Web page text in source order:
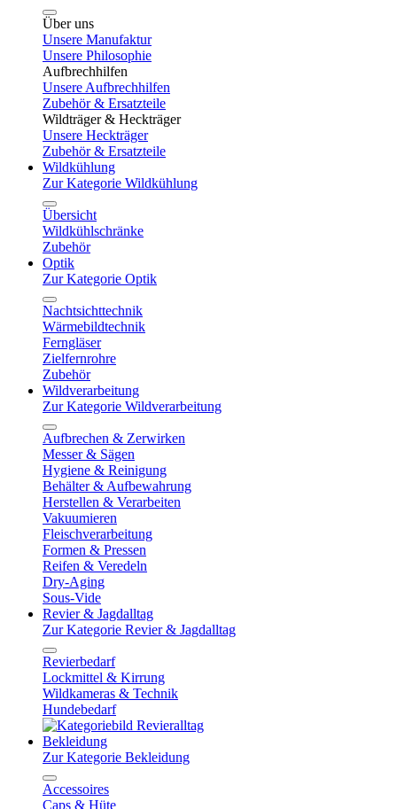
Über uns
Unsere Manufaktur
Unsere Philosophie
Aufbrechhilfen
Unsere Aufbrechhilfen
Zubehör & Ersatzteile
Wildträger & Heckträger
Unsere Heckträger
Zubehör & Ersatzteile
Wildkühlung
Zur Kategorie Wildkühlung
Übersicht
Wildkühlschränke
Zubehör
Optik
Zur Kategorie Optik
Nachtsichttechnik
Wärmebildtechnik
Ferngläser
Zielfernrohre
Zubehör
Wildverarbeitung
Zur Kategorie Wildverarbeitung
Aufbrechen & Zerwirken
Messer & Sägen
Hygiene & Reinigung
Behälter & Aufbewahrung
Herstellen & Verarbeiten
Vakuumieren
Fleischverarbeitung
Formen & Pressen
Reifen & Veredeln
Dry-Aging
Sous-Vide
Revier & Jagdalltag
Zur Kategorie Revier & Jagdalltag
Revierbedarf
Lockmittel & Kirrung
Wildkameras & Technik
Hundebedarf
Bekleidung
Zur Kategorie Bekleidung
Accessoires
Caps & Hüte